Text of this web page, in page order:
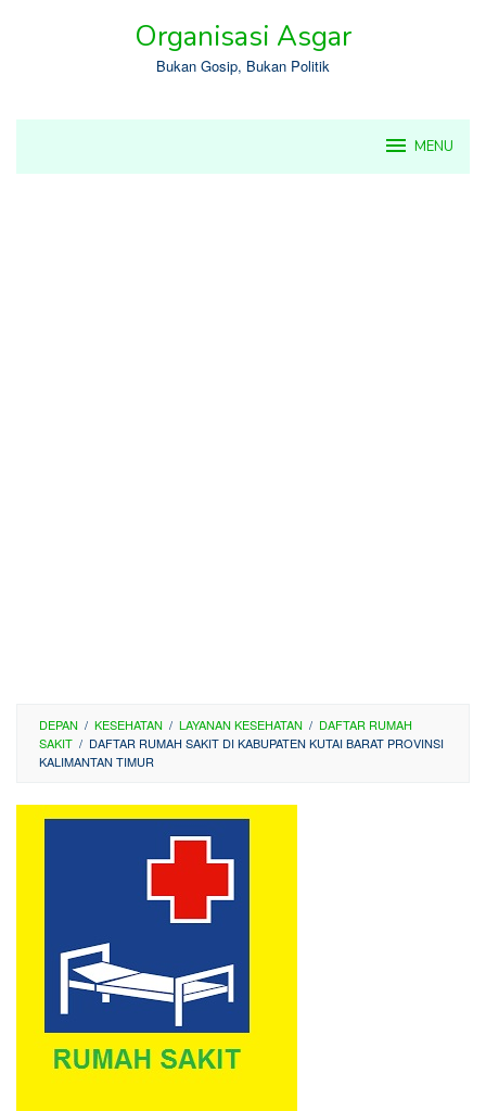
Organisasi Asgar
Bukan Gosip, Bukan Politik
MENU
DEPAN / KESEHATAN / LAYANAN KESEHATAN / DAFTAR RUMAH
SAKIT / DAFTAR RUMAH SAKIT DI KABUPATEN KUTAI BARAT PROVINSI
KALIMANTAN TIMUR